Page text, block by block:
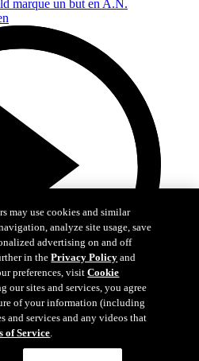
un but en A.N.
may use cookies and similar
advertising on and off
in thePrivacy Policyand
preferences, visit Cookie
our sites and services, you agree
of your information (including
and services and any videos that
of Service.
I Understand